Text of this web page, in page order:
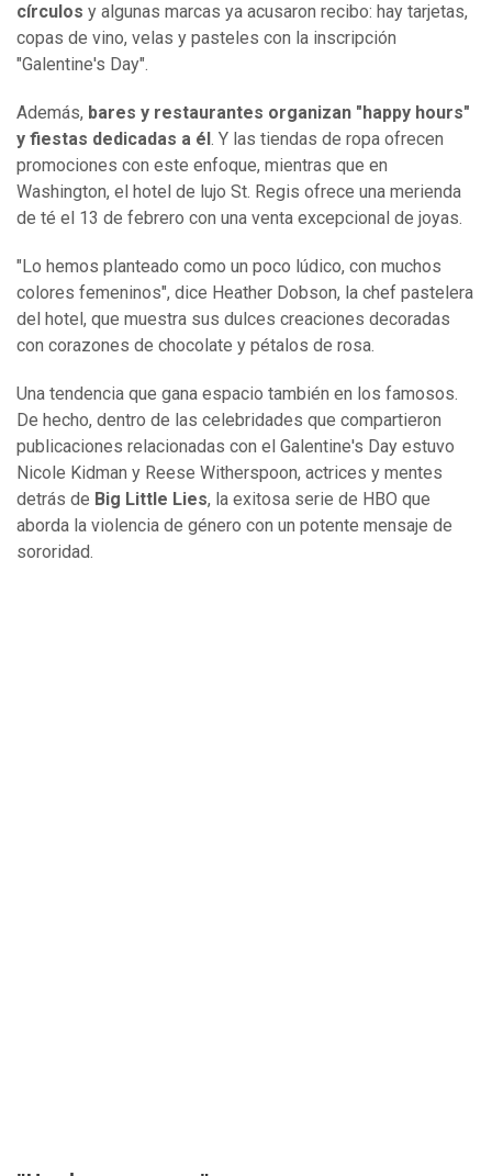
círculos y algunas marcas ya acusaron recibo: hay tarjetas,
copas de vino, velas y pasteles con la inscripción
"Galentine's Day".
Además, bares y restaurantes organizan "happy hours"
y fiestas dedicadas a él . Y las tiendas de ropa ofrecen
promociones con este enfoque, mientras que en
Washington, el hotel de lujo St. Regis ofrece una merienda
de té el 13 de febrero con una venta excepcional de joyas.
"Lo hemos planteado como un poco lúdico, con muchos
colores femeninos", dice Heather Dobson, la chef pastelera
del hotel, que muestra sus dulces creaciones decoradas
con corazones de chocolate y pétalos de rosa.
Una tendencia que gana espacio también en los famosos.
De hecho, dentro de las celebridades que compartieron
publicaciones relacionadas con el Galentine's Day estuvo
Nicole Kidman y Reese Witherspoon, actrices y mentes
detrás de Big Little Lies, la exitosa serie de HBO que
aborda la violencia de género con un potente mensaje de
sororidad.